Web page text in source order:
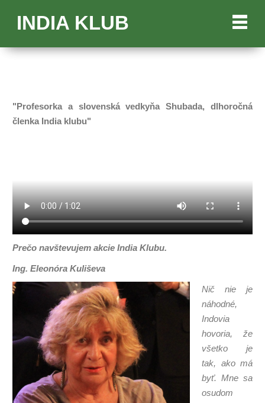
INDIA KLUB
"Profesorka a slovenská vedkyňa Shubada, dlhoročná
členka India klubu"
Prečo navštevujem akcie India Klubu.
Ing. Eleonóra Kuliševa
Nič nie je
náhodné,
Indovia
hovoria, že
všetko je
tak, ako má
byť. Mne sa
osudom